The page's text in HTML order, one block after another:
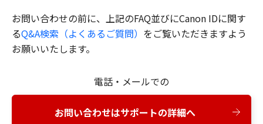
お問い合わせの前に、上記のFAQ並びにCanon IDに関す
るQ&A検索（よくあるご質問） をご覧いただきますよう
お願いいたします。
電話・メールでの
お問い合わせはサポートの詳細へ